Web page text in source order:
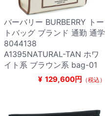
バーバリー BURBERRY トー
トバッグ ブランド 通勤 通学
8044138
A1395NATURAL-TAN ホワ
イト系 ブラウン系 bag-01
¥ 129,600円 （税込）